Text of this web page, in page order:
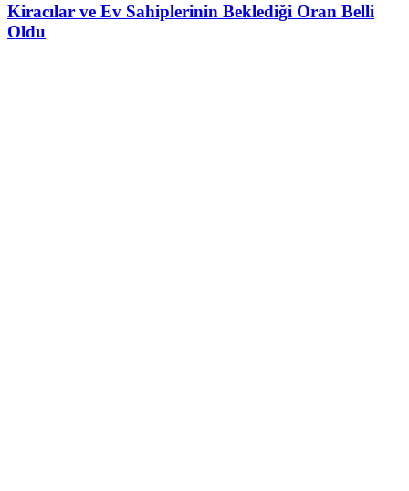
Kiracılar ve Ev Sahiplerinin Beklediği Oran Belli
Oldu